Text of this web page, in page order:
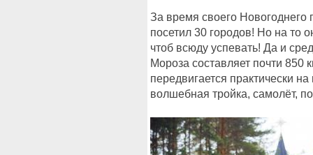
За время своего Новогоднего
посетил 30 городов! Но на то
чтоб всюду успевать! Да и
Мороза составляет почти 850
передвигается практически
волшебная тройка, самолёт,